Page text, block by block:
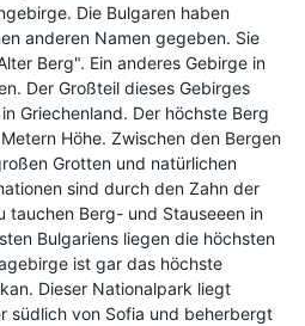
Die Bulgaren haben
anderen Namen gegeben. Sie
Berg". Ein anderes Gebirge in
Der Großteil dieses Gebirges
Griechenland. Der höchste Berg
Höhe. Zwischen den Bergen
Grotten und natürlichen
sind durch den Zahn der
tauchen Berg- und Stauseeen in
Bulgariens liegen die höchsten
ist gar das höchste
Dieser Nationalpark liegt
südlich von Sofia und beherbergt